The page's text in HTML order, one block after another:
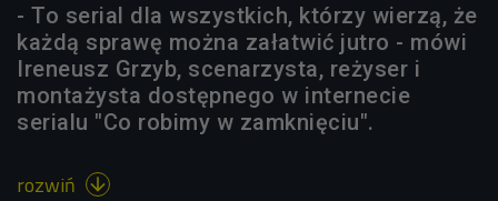
- To serial dla wszystkich, którzy wierzą, że
każdą sprawę można załatwić jutro - mówi
Ireneusz Grzyb, scenarzysta, reżyser i
montażysta dostępnego w internecie
serialu "Co robimy w zamknięciu".
rozwiń 